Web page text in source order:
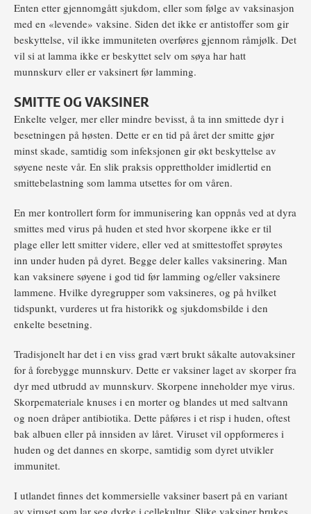
Enten etter gjennomgått sjukdom, eller som følge av vaksinasjon
med en «levende» vaksine. Siden det ikke er antistoffer som gir
beskyttelse, vil ikke immuniteten overføres gjennom råmjølk. Det
vil si at lamma ikke er beskyttet selv om søya har hatt
munnskurv eller er vaksinert før lamming.
SMITTE OG VAKSINER
Enkelte velger, mer eller mindre bevisst, å ta inn smittede dyr i
besetningen på høsten. Dette er en tid på året der smitte gjør
minst skade, samtidig som infeksjonen gir økt beskyttelse av
søyene neste vår. En slik praksis opprettholder imidlertid en
smittebelastning som lamma utsettes for om våren.
En mer kontrollert form for immunisering kan oppnås ved at dyra
smittes med virus på huden et sted hvor skorpene ikke er til
plage eller lett smitter videre, eller ved at smittestoffet sprøytes
inn under huden på dyret. Begge deler kalles vaksinering. Man
kan vaksinere søyene i god tid før lamming og/eller vaksinere
lammene. Hvilke dyregrupper som vaksineres, og på hvilket
tidspunkt, vurderes ut fra historikk og sjukdomsbilde i den
enkelte besetning.
Tradisjonelt har det i en viss grad vært brukt såkalte autovaksiner
for å forebygge munnskurv. Dette er vaksiner laget av skorper fra
dyr med utbrudd av munnskurv. Skorpene inneholder mye virus.
Skorpemateriale knuses i en morter og blandes ut med saltvann
og noen dråper antibiotika. Dette påføres i et risp i huden, oftest
bak albuen eller på innsiden av låret. Viruset vil oppformeres i
huden og det dannes en skorpe, samtidig som dyret utvikler
immunitet.
I utlandet finnes det kommersielle vaksiner basert på en variant